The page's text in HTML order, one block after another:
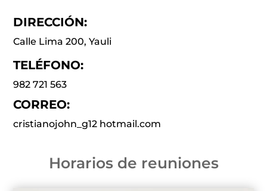
DIRECCIÓN:
Calle Lima 200, Yauli
TELÉFONO:
982 721 563
CORREO:
cristianojohn_g12 hotmail.com
Horarios de reuniones